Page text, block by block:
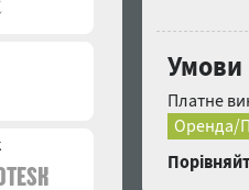
Умови
Платне
Оренда/